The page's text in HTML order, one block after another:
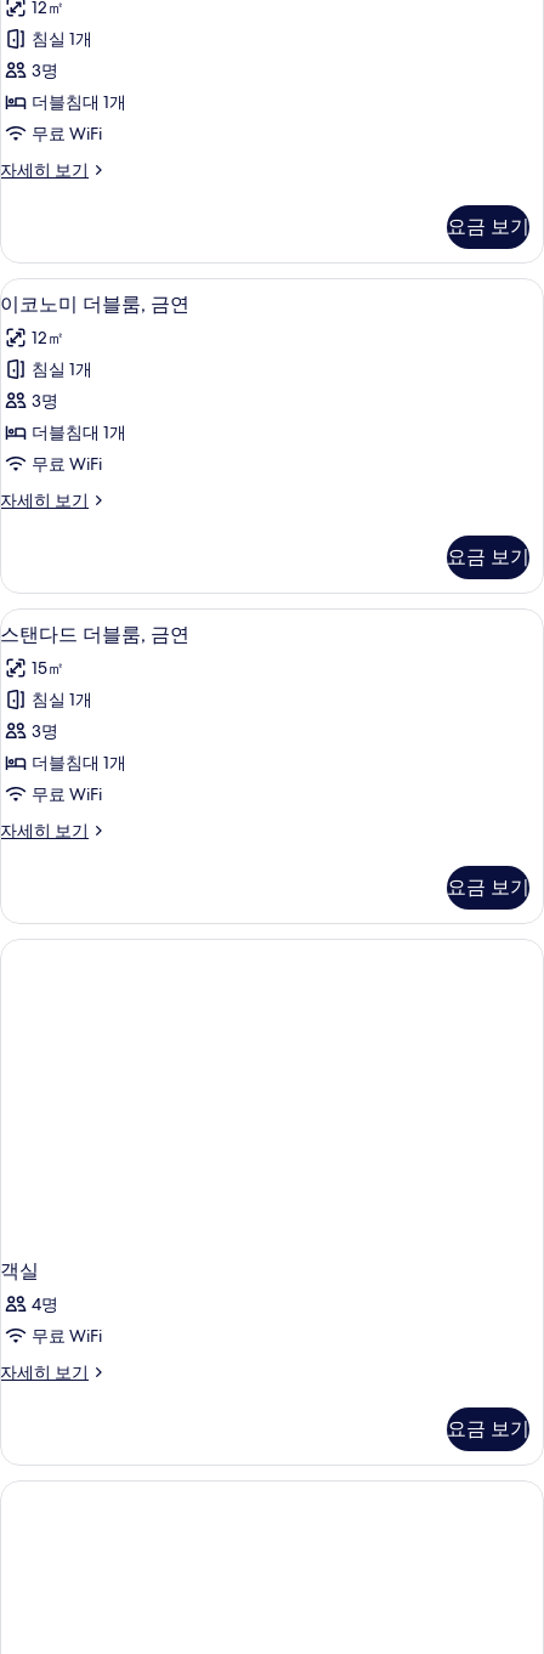
두
보
기
연
자
세
히
보
기
노
미
더
블
흡
사
진
모
두
보
기
12㎡
침실 1개
3명
더블침대 1개
무료 WiFi
자세히 보기
이
더
블
룸,
흡
연
자
세
히
보
기
요금 보기
이
코
노
미
더
블
금
사
진
모
두
보
기
15
이코노미 더블룸, 금연
12㎡
침실 1개
3명
더블침대 1개
무료 WiFi
자세히 보기
이
더
블
룸,
연
자
세
히
보
기
요금 보기
스
탠
다
드
더
블
금
사
진
15
스탠다드 더블룸, 금연
15㎡
침실 1개
3명
더블침대 1개
무료 WiFi
자세히 보기
스
더
블
룸,
요금 보기
객실
4명
무료 WiFi
자세히 보기
객
히
보
기
요금 보기